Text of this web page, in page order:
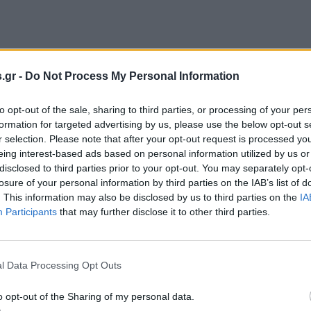
- Do Not Process My Personal Information
opt-out of the sale, sharing to third parties, or processing of your
for targeted advertising by us, please use the below opt-out
selection. Please note that after your opt-out request is processed
interest-based ads based on personal information utilized by us
to third parties prior to your opt-out. You may separately
of your personal information by third parties on the IAB’s list of
This information may also be disclosed by us to third parties on the
Participants that may further disclose it to other third parties.
Data Processing Opt Outs
opt-out of the Sharing of my personal data.
και οι εργαζόμενοι στα καταστήματα εστίασης
και τα μέτρα προστασίας που έχουν οριστεί.
ο ήχος από τα ηλεκτρικά τρυπάνια ενώ οι σκάλες
από τα καταστήματα εστίασης. Στην Κολοκοτρώνη,
εστιατόρια, καφέ και μπαρ έχουν τοποθετηθεί
κάθε μαγαζί ενώ ήδη κάποια καταστήματα έχουν
τηρώντας πάντα την προβλεπόμενη απόσταση, η
είναι από 0,70 εκατ. έως 1,70 εκατ. Σημειώνεται
θα είναι τα έξι άτομα.
Δευτέρα 25/5, ο υφυπουργός ανάπτυξης Νίκος